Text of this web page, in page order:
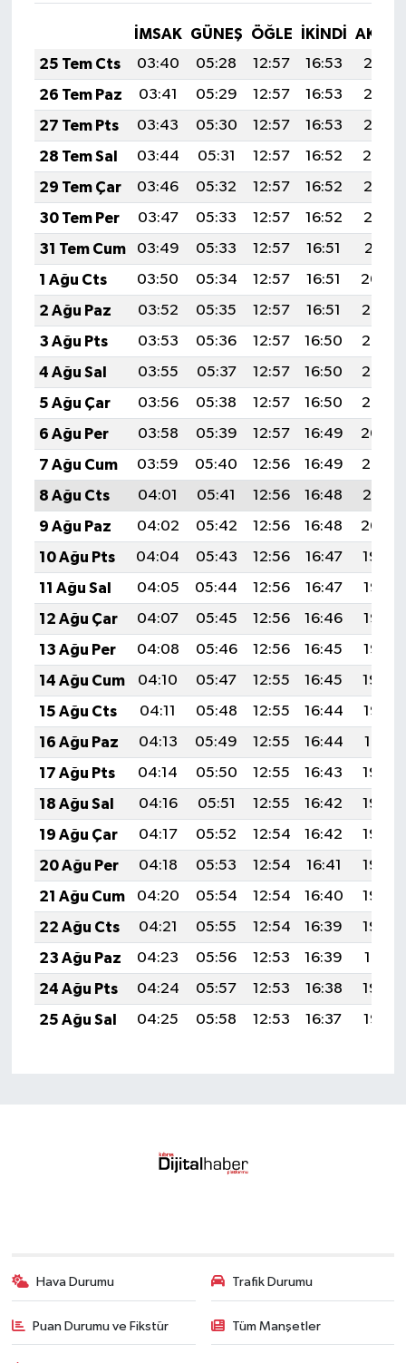
İMSAK GÜNEŞ ÖĞLE İKINDI
25 Tem Cts
03:40 05:28 12:57 16:53
20:16
26 Tem Paz
03:41 05:29 12:57 16:53
20:15
27 Tem Pts
03:43 05:30 12:57 16:53
20:15
28 Tem Sal
03:44 05:31 12:57 16:52
20:14
29 Tem Çar
03:46 05:32 12:57 16:52
20:13
30 Tem Per
03:47 05:33 12:57 16:52
20:12
31 Tem Cum
03:49 05:33 12:57 16:51
20:11
1 Ağu Cts
03:50 05:34 12:57 16:51
20:09
2 Ağu Paz
03:52 05:35 12:57 16:51
20:08
3 Ağu Pts
03:53 05:36 12:57 16:50
20:07
4 Ağu Sal
03:55 05:37 12:57 16:50
20:06
5 Ağu Çar
03:56 05:38 12:57 16:50
20:05
6 Ağu Per
03:58 05:39 12:57 16:49
20:04
7 Ağu Cum
03:59 05:40 12:56 16:49
20:03
8 Ağu Cts
04:01 05:41 12:56 16:48
20:01
9 Ağu Paz
04:02 05:42 12:56 16:48
20:00
10 Ağu Pts
04:04 05:43 12:56 16:47
19:59
11 Ağu Sal
04:05 05:44 12:56 16:47
19:58
12 Ağu Çar
04:07 05:45 12:56 16:46
19:56
13 Ağu Per
04:08 05:46 12:56 16:45
19:55
14 Ağu Cum
04:10 05:47 12:55 16:45
19:54
15 Ağu Cts
04:11 05:48 12:55 16:44
19:52
16 Ağu Paz
04:13 05:49 12:55 16:44
19:51
17 Ağu Pts
04:14 05:50 12:55 16:43
19:49
18 Ağu Sal
04:16 05:51 12:55 16:42
19:48
19 Ağu Çar
04:17 05:52 12:54 16:42
19:46
20 Ağu Per
04:18 05:53 12:54 16:41
19:45
21 Ağu Cum
04:20 05:54 12:54 16:40
19:44
22 Ağu Cts
04:21 05:55 12:54 16:39
19:42
23 Ağu Paz
04:23 05:56 12:53 16:39
19:41
24 Ağu Pts
04:24 05:57 12:53 16:38
19:39
25 Ağu Sal
04:25 05:58 12:53 16:37 19:37
Hava Durumu Trafik Durumu
Puan Durumu ve Fikstür Tüm Manşetler